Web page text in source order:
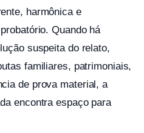
harmônica e
Quando há
suspeita do relato,
familiares, patrimoniais,
de prova material, a
encontra espaço para